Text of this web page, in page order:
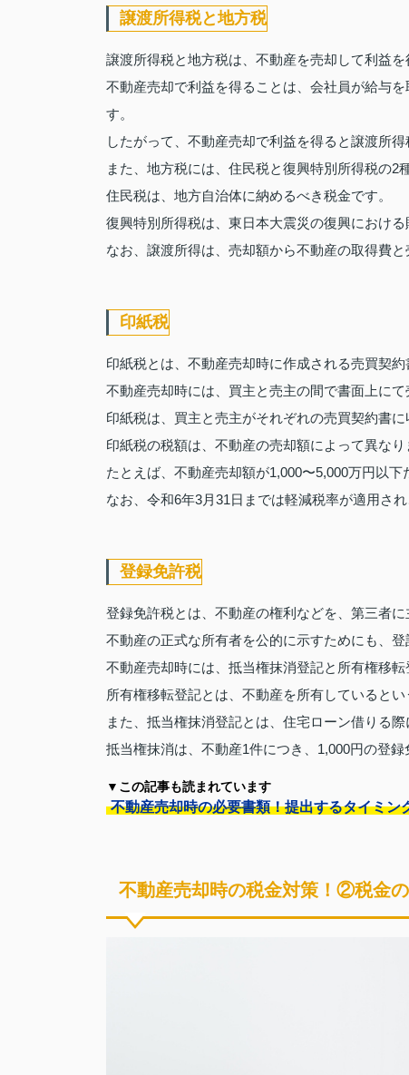
譲渡所得税と地方税
譲渡所得税と地方税は、不動産を売却して利益
不動産売却で利益を得ることは、会社員が給与
す。
したがって、不動産売却で利益を得ると譲渡所得
また、地方税には、住民税と復興特別所得税の2
住民税は、地方自治体に納めるべき税金です。
復興特別所得税は、東日本大震災の復興における
なお、譲渡所得は、売却額から不動産の取得費
印紙税
印紙税とは、不動産売却時に作成される売買契約
不動産売却時には、買主と売主の間で書面上に
印紙税は、買主と売主がそれぞれの売買契約書
印紙税の税額は、不動産の売却額によって異なり
たとえば、不動産売却額が1,000〜5,000万円以下
なお、令和6年3月31日までは軽減税率が適用さ
登録免許税
登録免許税とは、不動産の権利などを、第三者
不動産の正式な所有者を公的に示すためにも、
不動産売却時には、抵当権抹消登記と所有権移転
所有権移転登記とは、不動産を所有していると
また、抵当権抹消登記とは、住宅ローン借りる
抵当権抹消は、不動産1件につき、1,000円の登録
▼この記事も読まれています
不動産売却時の必要書類！提出するタイミン
不動産売却時の税金対策！②税金